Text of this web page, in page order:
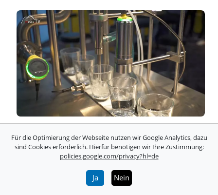
Für die Optimierung der Webseite nutzen wir Google Analytics, dazu
sind Cookies erforderlich. Hierfür benötigen wir Ihre Zustimmung:
policies.google.com/privacy?hl=de
Ja Nein